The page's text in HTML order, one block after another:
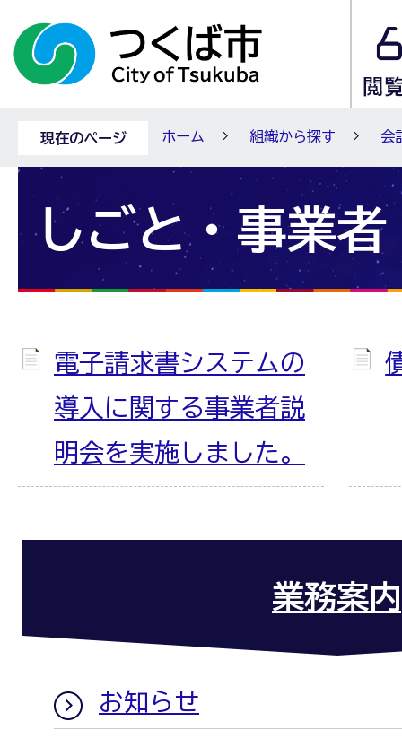
現在のページ ホーム 組織から探す 会
しごと・事業者
電子請求書システムの
導入に関する事業者説
明会を実施しました。
業務案内
お知らせ